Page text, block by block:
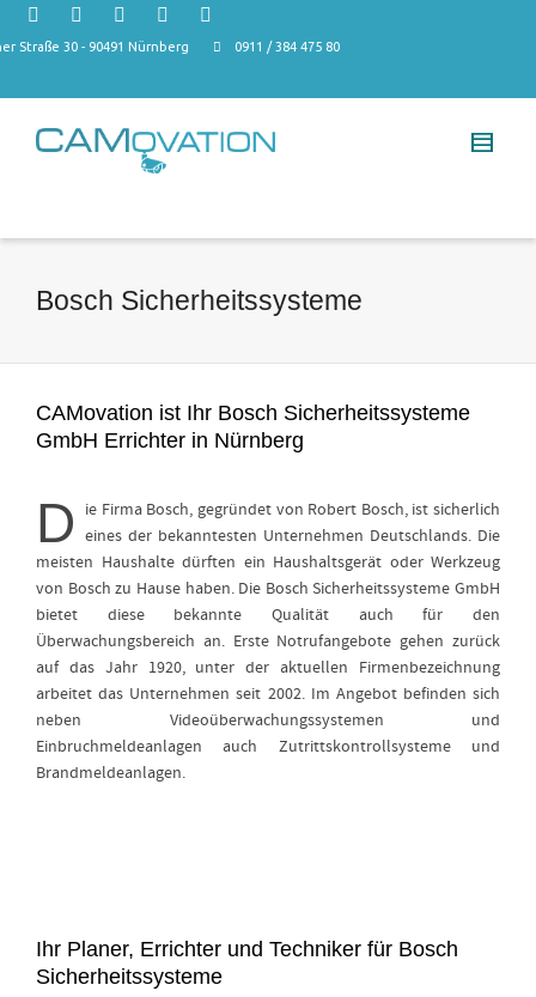
Straße 30 - 90491 Nürnberg 0911 / 384 475 80
Bosch Sicherheitssysteme
CAMovation ist Ihr Bosch Sicherheitssysteme
GmbH Errichter in Nürnberg
D
ie Firma Bosch, gegründet von Robert Bosch, ist sicherlich
eines der bekanntesten Unternehmen Deutschlands. Die
meisten Haushalte dürften ein Haushaltsgerät oder Werkzeug
von Bosch zu Hause haben. Die Bosch Sicherheitssysteme GmbH
bietet diese bekannte Qualität auch für den
Überwachungsbereich an. Erste Notrufangebote gehen zurück
auf das Jahr 1920, unter der aktuellen Firmenbezeichnung
arbeitet das Unternehmen seit 2002. Im Angebot befinden sich
neben Videoüberwachungssystemen und
Einbruchmeldeanlagen auch Zutrittskontrollsysteme und
Brandmeldeanlagen.
Ihr Planer, Errichter und Techniker für Bosch
Sicherheitssysteme